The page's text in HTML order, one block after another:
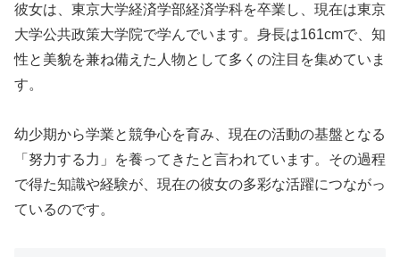
彼女は、東京大学経済学部経済学科を卒業し、現在は東京
大学公共政策大学院で学んでいます。身長は161cmで、知
性と美貌を兼ね備えた人物として多くの注目を集めていま
す。
幼少期から学業と競争心を育み、現在の活動の基盤となる
「努力する力」を養ってきたと言われています。その過程
で得た知識や経験が、現在の彼女の多彩な活躍につながっ
ているのです。